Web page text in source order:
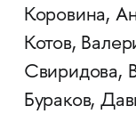
Коровина,
Котов,
Свиридова,
Бураков,